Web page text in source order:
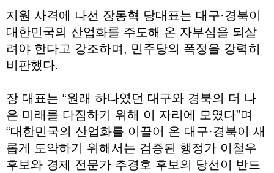
지원 사격에 나선 장동혁 당대표는 대구·경북이
대한민국의 산업화를 주도해 온 자부심을 되살
려야 한다고 강조하며, 민주당의 폭정을 강력히
비판했다.
장 대표는 “원래 하나였던 대구와 경북의 더 나
은 미래를 다짐하기 위해 이 자리에 모였다”며
“대한민국의 산업화를 이끌어 온 대구·경북이 새
롭게 도약하기 위해서는 검증된 행정가 이철우
후보와 경제 전문가 추경호 후보의 당선이 반드